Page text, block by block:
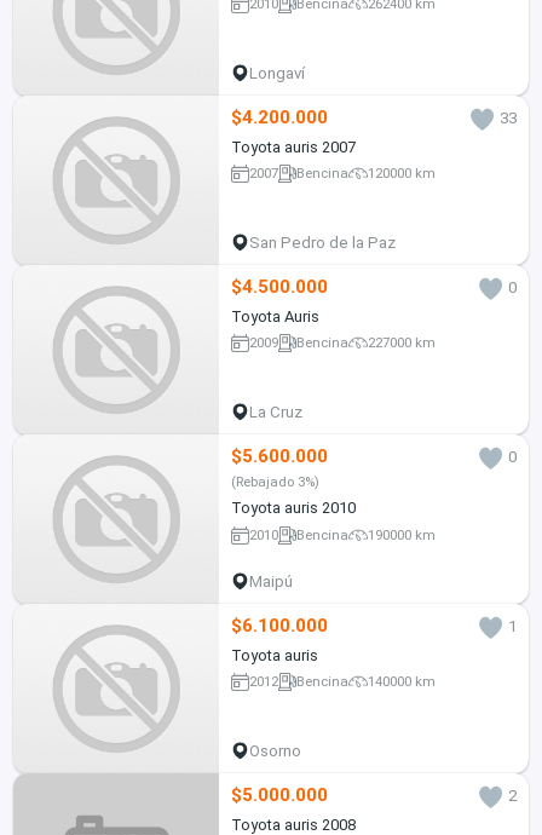
2010 Bencina 262400 km
Longaví
$4.200.000
33
Toyota auris 2007
2007 Bencina 120000 km
San Pedro de la Paz
$4.500.000
0
Toyota Auris
2009 Bencina 227000 km
La Cruz
$5.600.000 0
(Rebajado 3%)
Toyota auris 2010
2010 Bencina 190000 km
Maipú
$6.100.000
1
Toyota auris
2012 Bencina 140000 km
Osorno
$5.000.000
2
Toyota auris 2008